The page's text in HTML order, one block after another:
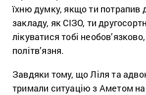
їхню думку, якщо ти потрапив
закладу, як СІЗО, ти
лікуватися тобі
політв’язня.
Завдяки тому, що Ліля та
тримали ситуацію з Аметом на